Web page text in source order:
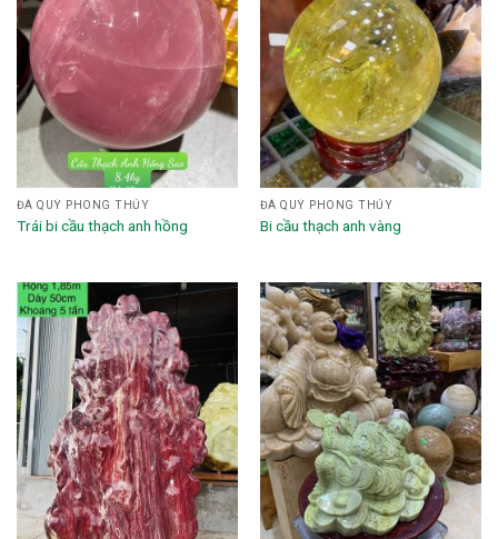
ĐÁ QUÝ PHONG THỦY
Trái bi cầu thạch anh hồng
ĐÁ QUÝ PHONG THỦY
Bi cầu thạch anh vàng